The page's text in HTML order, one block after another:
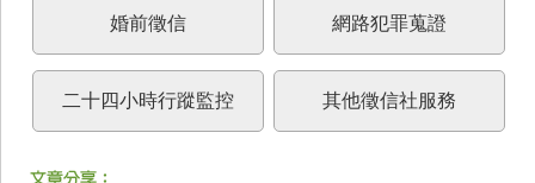
婚前徵信 網路犯罪蒐證
二十四小時行蹤監控 其他徵信社服務